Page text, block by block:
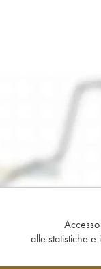
alle statistiche